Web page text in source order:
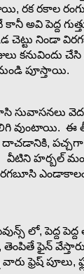
రక రకాల
అవి పెద్ద
చెట్టు నిండా
పూస్తాయి.
సువాసనలు
వుంటాయి. ఈ
పచ్చగా
హర్బల్
లో, పెద్ద
ఫైన్
వారు ఫ్రెష్